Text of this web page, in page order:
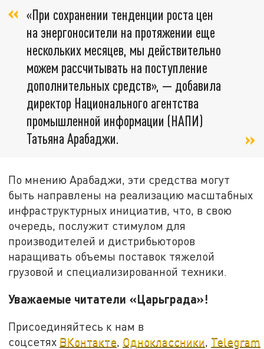
«При сохранении тенденции роста цен
на энергоносители на протяжении еще
нескольких месяцев, мы действительно
можем рассчитывать на поступление
дополнительных средств», — добавила
директор Национального агентства
промышленной информации (НАПИ)
Татьяна Арабаджи.
По мнению Арабаджи, эти средства могут
быть направлены на реализацию масштабных
инфраструктурных инициатив, что, в свою
очередь, послужит стимулом для
производителей и дистрибьюторов
наращивать объемы поставок тяжелой
грузовой и специализированной техники.
Уважаемые читатели «Царьграда»!
Присоединяйтесь к нам в
соцсетях ВКонтакте, Одноклассники, Telegram